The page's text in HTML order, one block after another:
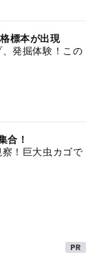
標本が出現
発掘体験！この
合！
！巨大虫カゴで